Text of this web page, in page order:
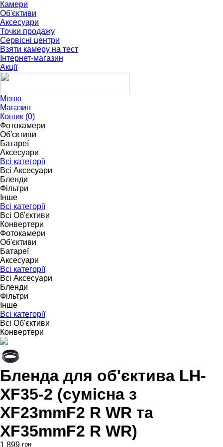
Камери
Об'єктиви
Аксесуари
Точки продажу
Сервісні центри
Взяти камеру на тест
Інтернет-магазин
Акції
Меню
Магазин
Кошик (0)
Фотокамери
Об'єктиви
Батареї
Аксесуари
Всі категорії
Всі Аксесуари
Бленди
Фільтри
Інше
Всі категорії
Всі Об'єктиви
Конвертери
Фотокамери
Об'єктиви
Батареї
Аксесуари
Всі категорії
Всі Аксесуари
Бленди
Фільтри
Інше
Всі категорії
Всі Об'єктиви
Конвертери
Бленда для об'єктива LH-
XF35-2 (сумісна з
XF23mmF2 R WR та
XF35mmF2 R WR)
1 899 грн